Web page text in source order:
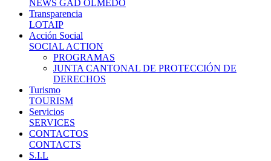
NEWS GAD OLMEDO
Transparencia
LOTAIP
Acción Social
SOCIAL ACTION
PROGRAMAS
JUNTA CANTONAL DE PROTECCIÓN DE
DERECHOS
Turismo
TOURISM
Servicios
SERVICES
CONTACTOS
CONTACTS
S.I.L